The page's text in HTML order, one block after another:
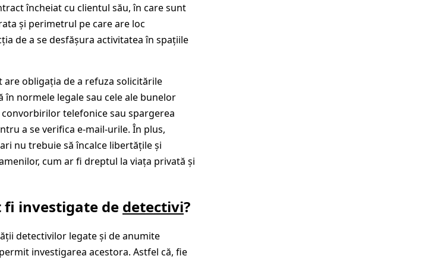
încheiat cu clientul său, în care sunt
și perimetrul pe care are loc
de a se desfășura activitatea în spațiile
are obligația de a refuza solicitările
în normele legale sau cele ale bunelor
telefonice sau spargerea
a se verifica e-mail-urile. În plus,
nu trebuie să încalce libertățile și
cum ar fi dreptul la viața privată și
fi investigate de detectivi?
detectivilor legate și de anumite
investigarea acestora. Astfel că, fie